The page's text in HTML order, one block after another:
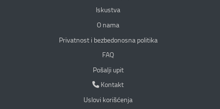
Iskustva
O nama
Privatnost i bezbedonosna politika
Privatnost i bezbedonosna politika
FAQ
Pošalji upit
Kontakt
Kontakt
Uslovi korišćenja